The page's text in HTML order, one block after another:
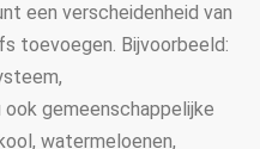
een verscheidenheid van
toevoegen. Bijvoorbeeld:
gemeenschappelijke
watermeloenen,